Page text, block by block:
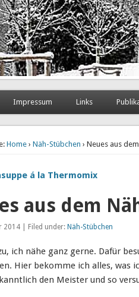
Impressum Links
Home› Näh-Stübchen › Neues aus
á la Thermomix
aus dem
2014 | Filed under: Näh-Stübchen
ich nähe ganz gerne. Dafür
Hier bekomme ich alles, was
den Meister und so